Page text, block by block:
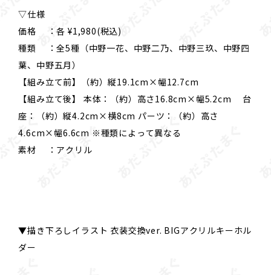
▽仕様
価格 ：各 ¥1,980(税込)
種類 ：全5種（中野一花、中野二乃、中野三玖、中野四
葉、中野五月）
【組み立て前】（約）縦19.1cm×幅12.7cm
【組み立て後】 本体：（約）高さ16.8cm×幅5.2cm 台
座：（約）縦4.2cm×横8cm パーツ：（約）高さ
4.6cm×幅6.6cm ※種類によって異なる
素材 ：アクリル
▼描き下ろしイラスト 衣装交換ver. BIGアクリルキーホル
ダー